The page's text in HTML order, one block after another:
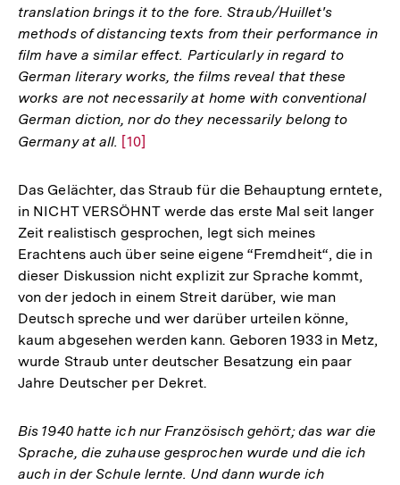
translation brings it to the fore. Straub/Huillet's
methods of distancing texts from their performance in
film have a similar effect. Particularly in regard to
German literary works, the films reveal that these
works are not necessarily at home with conventional
German diction, nor do they necessarily belong to
Germany at all. Zur
der
Fußnote
[10]
Das Gelächter, das Straub für die Behauptung erntete,
in NICHT VERSÖHNT werde das erste Mal seit langer
Zeit realistisch gesprochen, legt sich meines
Erachtens auch über seine eigene “Fremdheit“, die in
dieser Diskussion nicht explizit zur Sprache kommt,
von der jedoch in einem Streit darüber, wie man
Deutsch spreche und wer darüber urteilen könne,
kaum abgesehen werden kann. Geboren 1933 in Metz,
wurde Straub unter deutscher Besatzung ein paar
Jahre Deutscher per Dekret.
Bis 1940 hatte ich nur Französisch gehört; das war die
Sprache, die zuhause gesprochen wurde und die ich
auch in der Schule lernte. Und dann wurde ich